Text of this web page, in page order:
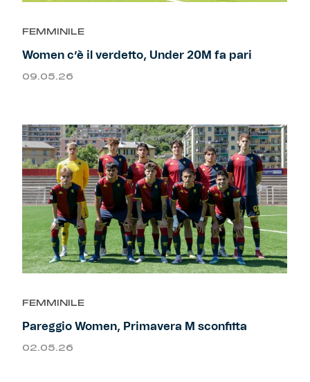
Primavera
Genoa for Special
Genoa Academy
Training
Tacchettee Collection
Urban Collection
Throwback Duemila
Robe di Kappa x Genoa
FEMMINILE
Women c’è il verdetto, Under 20M fa pari
09.05.26
FEMMINILE
Pareggio Women, Primavera M sconfitta
02.05.26